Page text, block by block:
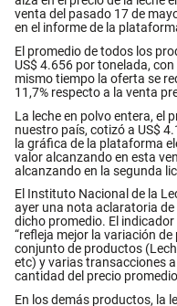
venta del pasado 17 de
en el informe de la
El promedio de todos los
US$ 4.656 por tonelada,
mismo tiempo la oferta se
11,7% respecto a la venta
La leche en polvo entera, el
nuestro país, cotizó a US$
la gráfica de la plataforma
valor alcanzando en esta
alcanzando en la segunda
El Instituto Nacional de la
ayer una nota aclaratoria
dicho promedio. El indicador
“refleja mejor la variación
conjunto de productos
etc) y varias transacciones
cantidad del precio
En los demás productos, la